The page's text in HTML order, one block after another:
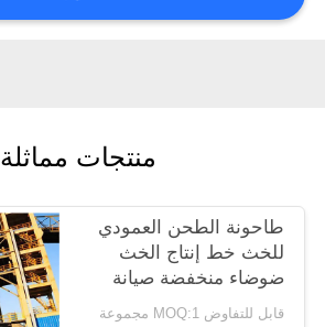
اطلب
اقتباس
منتجات مماثلة
طاحونة الطحن العمودي
للخث خط إنتاج الخث
ضوضاء منخفضة صيانة
مريحة عمر خدمة طويل
قابل للتفاوض MOQ:1 مجموعة